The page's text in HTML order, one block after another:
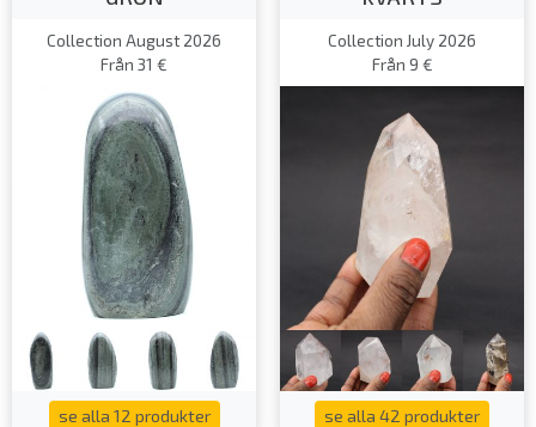
Collection August 2026
Från 31 €
se alla 12 produkter
Collection July 2026
Från 9 €
se alla 42 produkter